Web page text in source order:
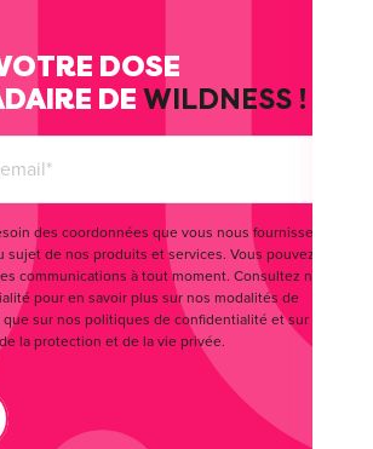
DOSE
DE WILDNESS !
des coordonnées que vous nous fournissez
sujet de nos produits et services. Vous pouvez
communications à tout moment. Consultez notre
pour en savoir plus sur nos modalités de
sur nos politiques de confidentialité et sur notre
la protection et de la vie privée.